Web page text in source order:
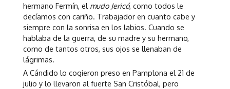
hermano Fermín, el mudo Jericó, como todos le
decíamos con cariño. Trabajador en cuanto cabe y
siempre con la sonrisa en los labios. Cuando se
hablaba de la guerra, de su madre y su hermano,
como de tantos otros, sus ojos se llenaban de
lágrimas.
A Cándido lo cogieron preso en Pamplona el 21 de
julio y lo llevaron al fuerte San Cristóbal, pero